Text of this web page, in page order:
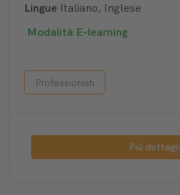
Lingue Italiano, Inglese
Modalità E-learning
Professionisti
Più dettagli